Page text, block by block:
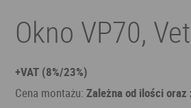
Okno VP70,
+VAT (8%/23%)
Cena montażu:Zależna od ilości oraz